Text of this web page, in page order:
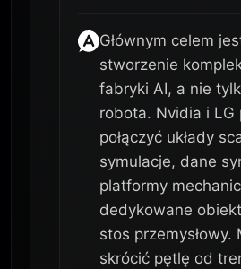
Głównym celem
stworzenie
fabryki AI, a nie
robota. Nvidia i LG
połączyć układy
symulacje, dane
platformy
dedykowane
stos przemysłowy.
skrócić pętlę od